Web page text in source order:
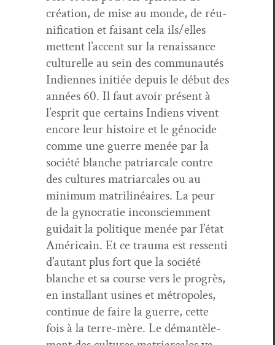
créa­tion, de mise au monde, de réu­
ni­fi­ca­tion et faisant cela ils/elles
met­tent l’accent sur la renais­sance
cul­turelle au sein des com­mu­nautés
Indi­ennes ini­tiée depuis le début des
années 60. Il faut avoir présent à
l’esprit que cer­tains Indi­ens vivent
encore leur his­toire et le géno­cide
comme une guerre menée par la
société blanche patri­ar­cale con­tre
des cul­tures matri­ar­cales ou au
min­i­mum matril­inéaires. La peur
de la gynocratie incon­sciem­ment
guidait la poli­tique menée par l’état
Améri­cain. Et ce trau­ma est ressen­ti
d’autant plus fort que la société
blanche et sa course vers le pro­grès,
en instal­lant usines et métrop­o­les,
con­tin­ue de faire la guerre, cette
fois à la terre-mère. Le déman­tèle­